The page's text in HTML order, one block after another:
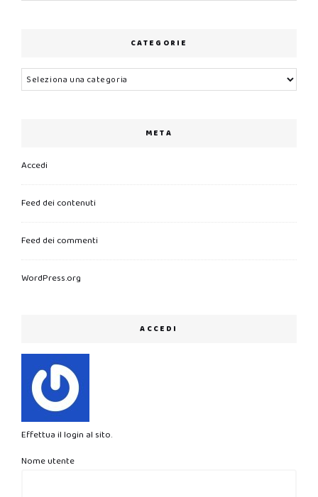
CATEGORIE
Categorie
META
Accedi
Feed dei contenuti
Feed dei commenti
WordPress.org
ACCEDI
Effettua il login al sito.
Nome utente